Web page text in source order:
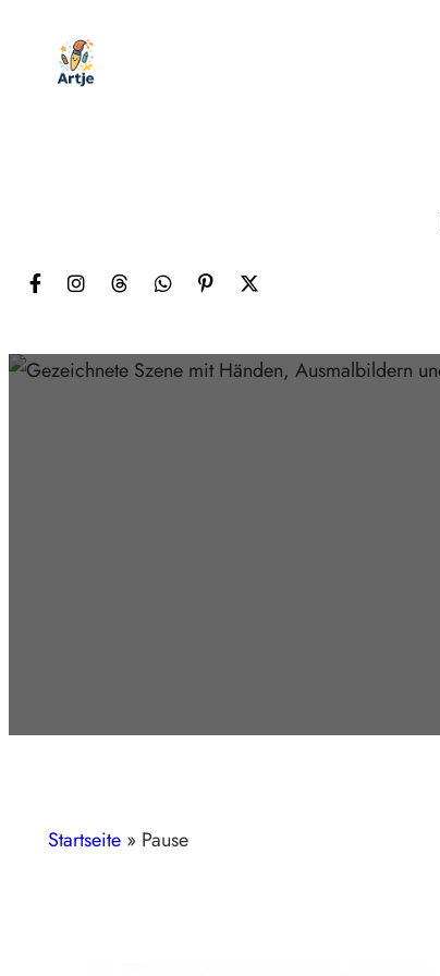
springen

Startseite » Pause